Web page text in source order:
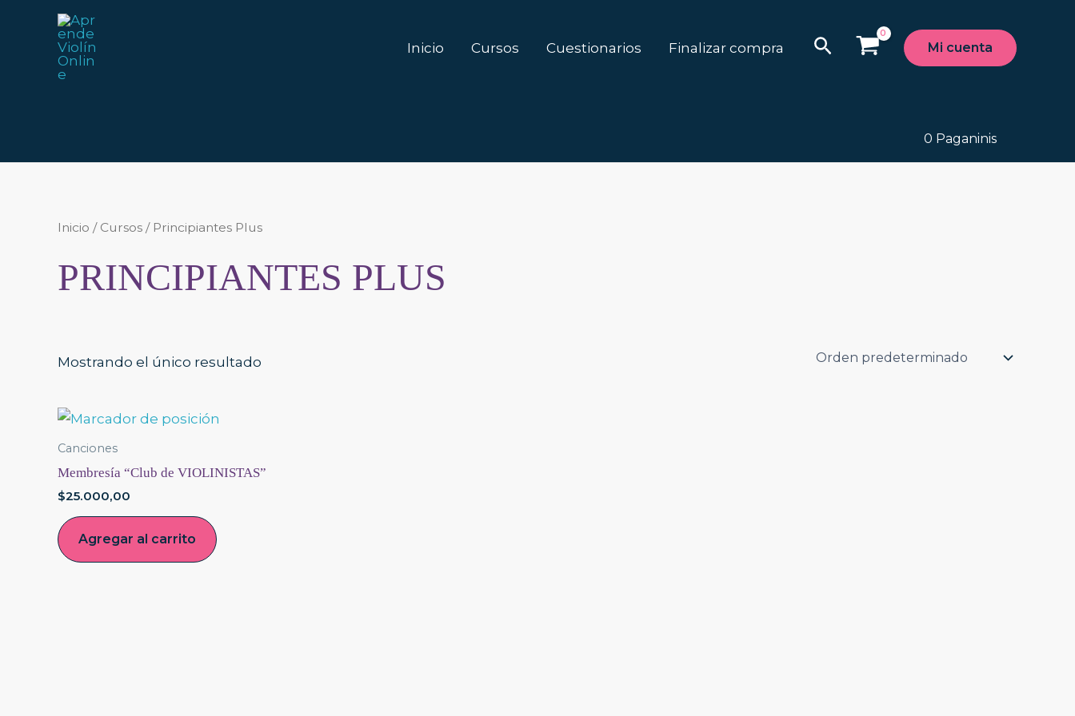
contenido
Inicio Cursos Cuestionarios Finalizar compra Buscar Mi cuenta
0 Paganinis
Inicio / Cursos / Principiantes Plus
PRINCIPIANTES PLUS
Mostrando el único resultado
Canciones
Membresía “Club de VIOLINISTAS”
$25.000,00
Agregar al carrito